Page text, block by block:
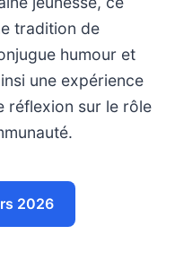
tradition de
humour et
une expérience
réflexion sur le rôle
2026